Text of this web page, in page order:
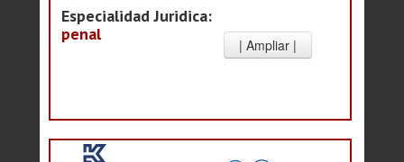
Especialidad Juridica:
penal